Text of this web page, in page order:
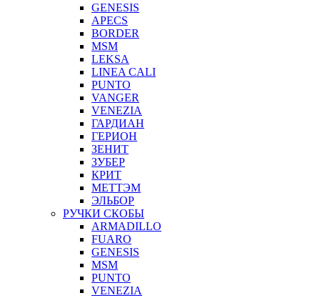
GENESIS
APECS
BORDER
MSM
LEKSA
LINEA CALI
PUNTO
VANGER
VENEZIA
ГАРДИАН
ГЕРИОН
ЗЕНИТ
ЗУБЕР
КРИТ
МЕТТЭМ
ЭЛЬБОР
РУЧКИ СКОБЫ
ARMADILLO
FUARO
GENESIS
MSM
PUNTO
VENEZIA